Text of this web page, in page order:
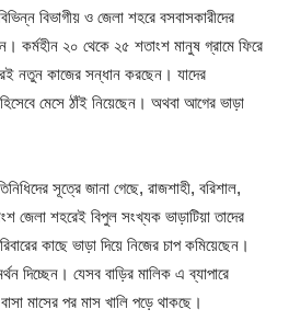
বিভাগীয় ও জেলা শহরে বসবাসকারীদের
কর্মহীন ২০ থেকে ২৫ শতাংশ মানুষ গ্রামে ফিরে
নতুন কাজের সন্ধান করছেন। যাদের
মেসে ঠাঁই নিয়েছেন। অথবা আগের ভাড়া
সূত্রে জানা গেছে, রাজশাহী, বরিশাল,
জেলা শহরেই বিপুল সংখ্যক ভাড়াটিয়া তাদের
কাছে ভাড়া দিয়ে নিজের চাপ কমিয়েছেন।
দিচ্ছেন। যেসব বাড়ির মালিক এ ব্যাপারে
মাসের পর মাস খালি পড়ে থাকছে।